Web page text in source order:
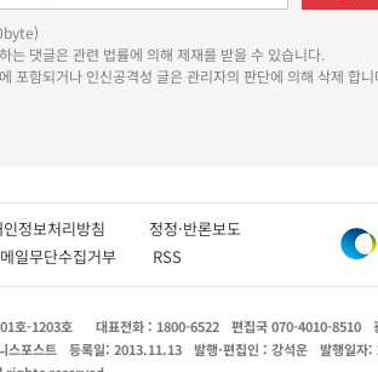
는 댓글은 관련 법률에 의해 제재를 받을 수 있습니다.
포함되거나 인신공격성 글은 관리자의 판단에 의해 삭제 합니
인정보처리방침 정정·반론보도
일무단수집거부 RSS
호-1203호 대표전화 : 1800-6522 편집국 070-4010-8510
스포스트 등록일: 2013.11.13 발행·편집인 : 강석운 발행일자: